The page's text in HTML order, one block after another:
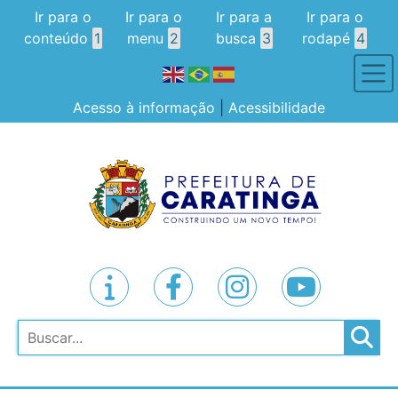
Ir para o
conteúdo 1
Ir para o
menu 2
Ir para a
busca 3
Ir para o
rodapé 4
Acesso à informação Acessibilidade
Pesquisar